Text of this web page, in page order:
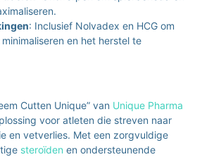
: Inclusief Nolvadex en HCG om
en het herstel te
Cutten Unique” van Unique Pharma
voor atleten die streven naar
en vetverlies. Met een zorgvuldige
steroïden en ondersteunende